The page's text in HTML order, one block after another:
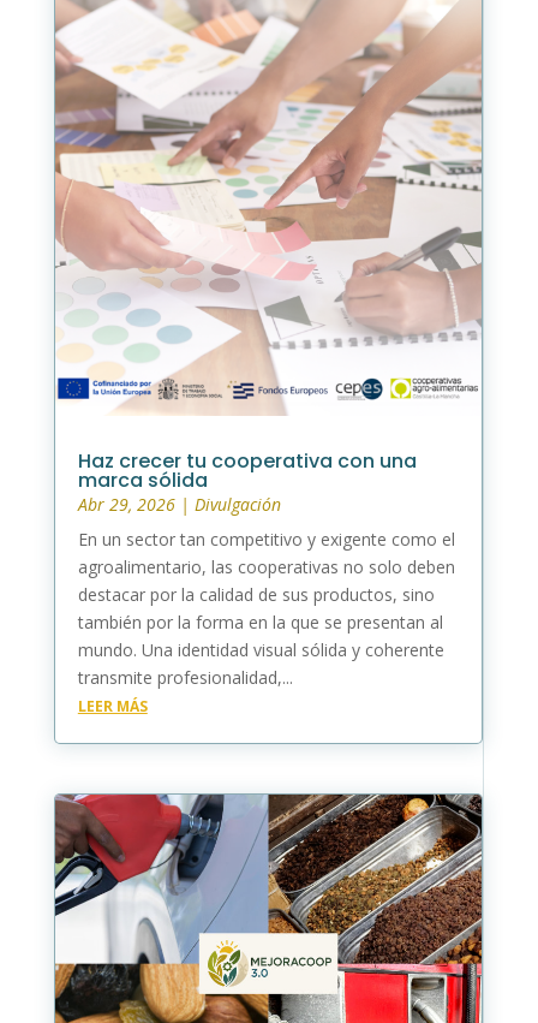
Haz crecer tu cooperativa con una
marca sólida
Abr 29, 2026| Divulgación
En un sector tan competitivo y exigente como el
agroalimentario, las cooperativas no solo deben
destacar por la calidad de sus productos, sino
también por la forma en la que se presentan al
mundo. Una identidad visual sólida y coherente
transmite profesionalidad,...
LEER MÁS